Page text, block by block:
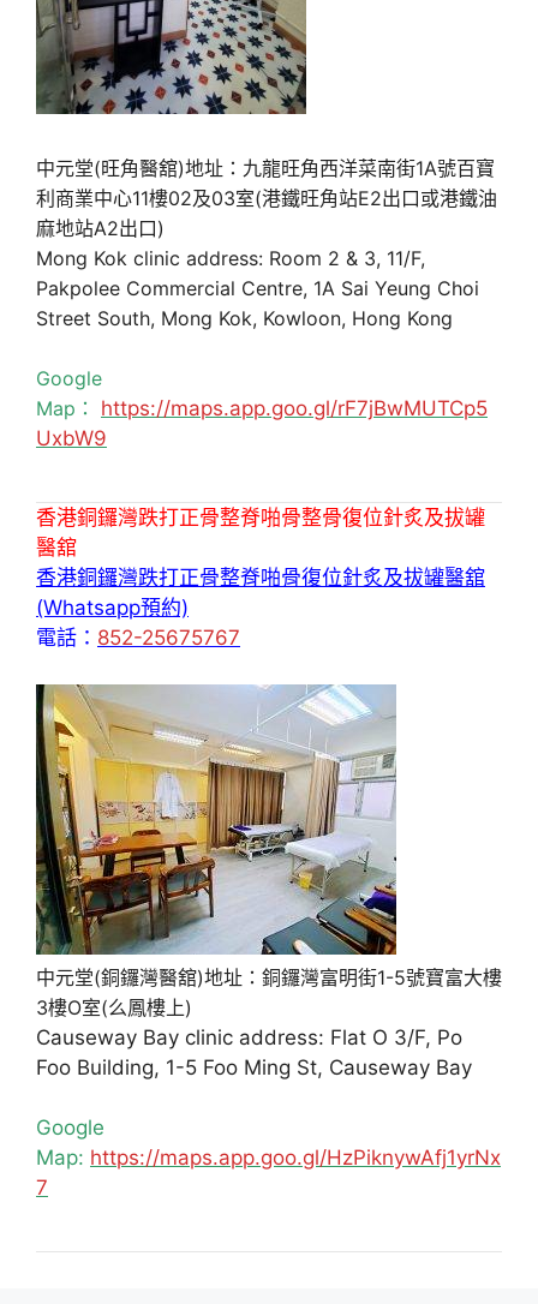
中元堂(旺角醫舘)地址：九龍旺角西洋菜南街1A號百寶
利商業中心11樓02及03室(港鐵旺角站E2出口或港鐵油
麻地站A2出口)
Mong Kok clinic address: Room 2 & 3, 11/F,
Pakpolee Commercial Centre, 1A Sai Yeung Choi
Street South, Mong Kok, Kowloon, Hong Kong
Google
Map： https://maps.app.goo.gl/rF7jBwMUTCp5
UxbW9
香港銅鑼灣跌打正骨整脊啪骨整骨復位針炙及拔罐
醫舘
香港銅鑼灣跌打正骨整脊啪骨復位針炙及拔罐醫舘
(Whatsapp預約)
電話： 852-25675767
中元堂(銅鑼灣醫舘)地址：銅鑼灣富明街1-5號寶富大樓
3樓O室(么鳳樓上)
Causeway Bay clinic address: Flat O 3/F, Po
Foo Building, 1-5 Foo Ming St, Causeway Bay
Google
Map: https://maps.app.goo.gl/HzPiknywAfj1yrNx
7